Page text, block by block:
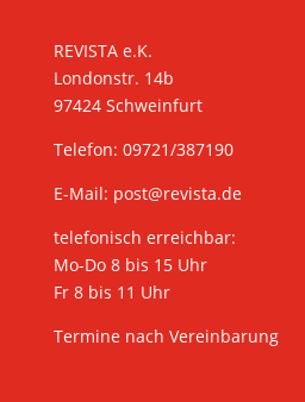
REVISTA e.K.
Londonstr. 14b
97424 Schweinfurt
Telefon: 09721/387190
E-Mail: post@revista.de
telefonisch erreichbar:
Mo-Do 8 bis 15 Uhr
Fr 8 bis 11 Uhr
Termine nach Vereinbarung